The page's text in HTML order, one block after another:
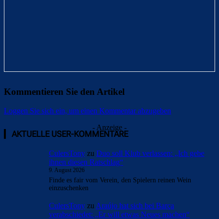
Kommentieren Sie den Artikel
Loggen Sie sich ein, um einen Kommentar abzugeben